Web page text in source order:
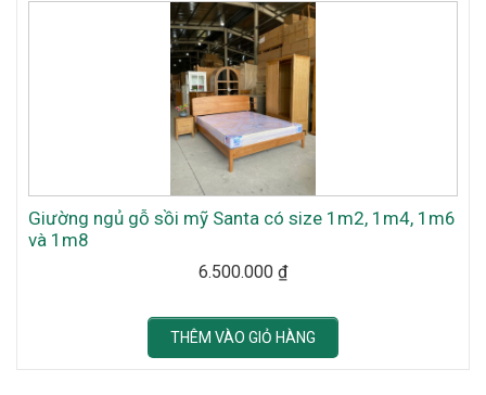
Giường ngủ gỗ sồi mỹ Santa có size 1m2, 1m4, 1m6
và 1m8
6.500.000 ₫
THÊM VÀO GIỎ HÀNG